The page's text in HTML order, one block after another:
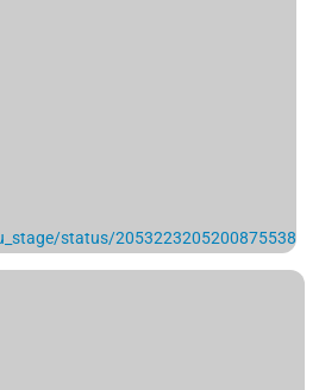
status/2053223205200875538